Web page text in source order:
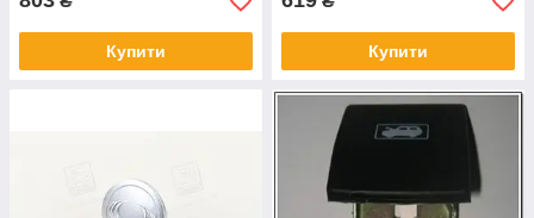
Купити Купити